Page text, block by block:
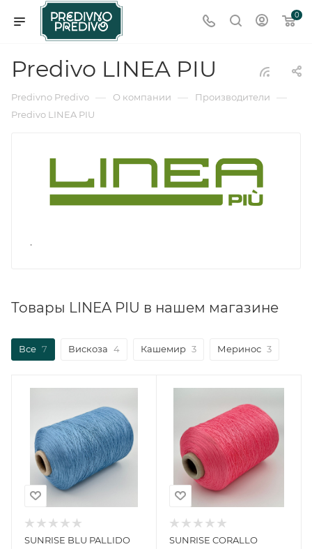
0
Predivo LINEA PIU
Predivno Predivo — О компании — Производители —
Predivo LINEA PIU
.
Товары LINEA PIU в нашем магазине
Все 7 Вискоза 4 Кашемир 3 Меринос 3
SUNRISE BLU PALLIDO SUNRISE CORALLO